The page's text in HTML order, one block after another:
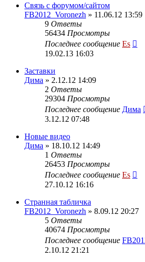
Cвязь с форумом/сайтом
FB2012_Voronezh » 11.06.12 13:59
9 Ответы
56434 Просмотры
Последнее сообщение Es
19.02.13 16:03
Заставки
Дима » 2.12.12 14:09
2 Ответы
29304 Просмотры
Последнее сообщение Дима
3.12.12 07:48
Новые видео
Дима » 18.10.12 14:49
1 Ответы
26453 Просмотры
Последнее сообщение Es
27.10.12 16:16
Странная табличка
FB2012_Voronezh » 8.09.12 20:27
5 Ответы
40674 Просмотры
Последнее сообщение
2.10.12 21:21